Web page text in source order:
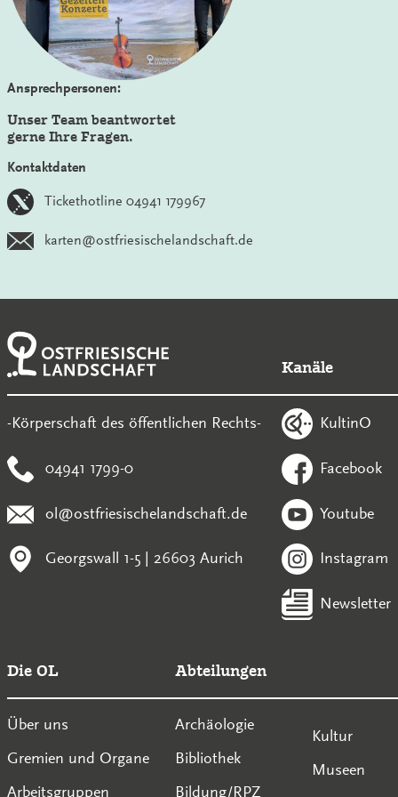
Ansprechpersonen:
Unser Team beantwortet
gerne Ihre Fragen.
Kontaktdaten
Tickethotline 04941 179967
karten@ostfriesischelandschaft.de
-Körperschaft des öffentlichen Rechts-
04941 1799-0
ol@ostfriesischelandschaft.de
Georgswall 1-5 | 26603 Aurich
Kanäle
KultinO
Facebook
Youtube
Instagram
Newsletter
Die OL
Über uns
Gremien und Organe
Arbeitsgruppen
Abteilungen
Archäologie
Bibliothek
Bildung/RPZ
Kultur
Museen